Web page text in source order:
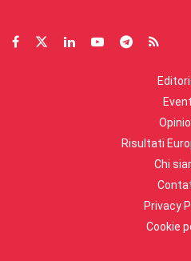
Risultati
Chi
Privacy
Cookie